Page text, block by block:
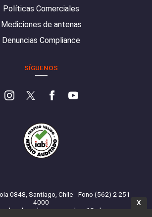
Políticas Comerciales
Mediciones de antenas
Denuncias Compliance
SÍGUENOS
0848, Santiago, Chile - Fono (562) 2 251
4000
los derechos reservados. 13.cl
X